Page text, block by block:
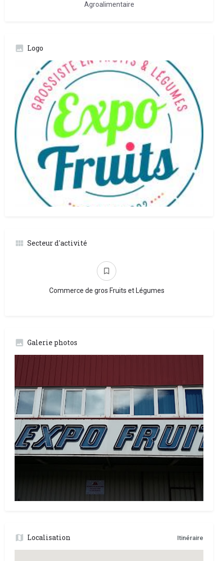
Agroalimentaire
Logo
Secteur d'activité
Commerce de gros Fruits et Légumes
Galerie photos
Localisation Itinéraire